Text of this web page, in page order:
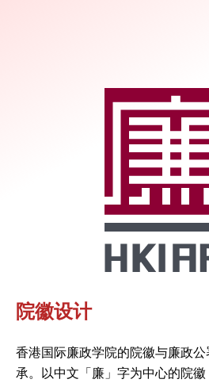
院徽设计
香港国际廉政学院的院徽与廉政
承。以中文「廉」字为中心的院